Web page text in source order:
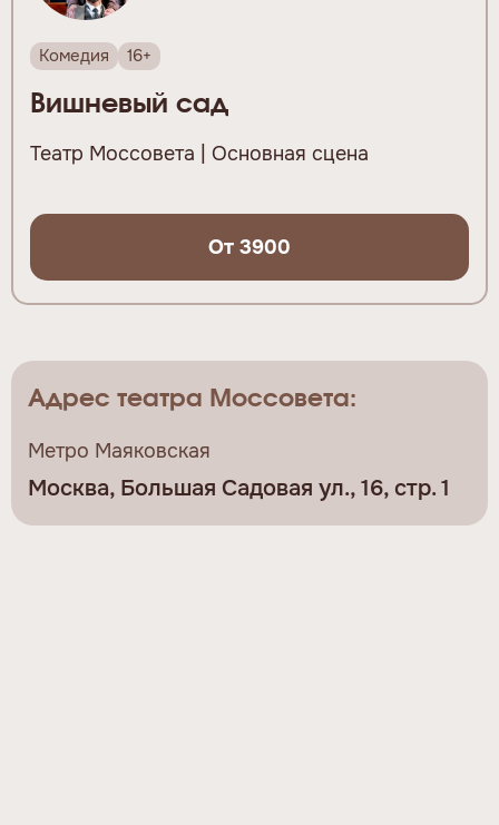
Комедия 16+
Вишневый сад
Театр Моссовета | Основная сцена
От 3900
Адрес театра Моссовета:
Метро Маяковская
Москва, Большая Садовая ул., 16, стр. 1